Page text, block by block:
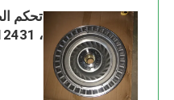
تحكم
، 29040012431 قطع غيار التوربين